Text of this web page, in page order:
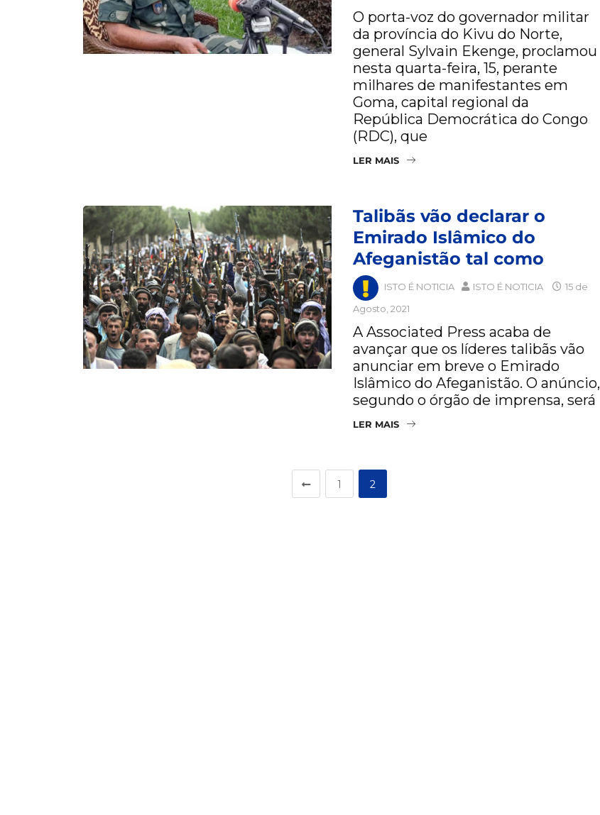
O porta-voz do governador militar
da província do Kivu do Norte,
general Sylvain Ekenge, proclamou
nesta quarta-feira, 15, perante
milhares de manifestantes em
Goma, capital regional da
República Democrática do Congo
(RDC), que
LER MAIS
Talibãs vão declarar o
Emirado Islâmico do
Afeganistão tal como
ISTO É NOTICIA ISTO É NOTICIA
15 de
Agosto, 2021
A Associated Press acaba de
avançar que os líderes talibãs vão
anunciar em breve o Emirado
Islâmico do Afeganistão. O anúncio,
segundo o órgão de imprensa, será
LER MAIS
1 2